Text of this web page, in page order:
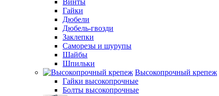
Винты
Гайки
Дюбели
Дюбель-гвозди
Заклепки
Саморезы и шурупы
Шайбы
Шпильки
Высокопрочный крепеж
Гайки высокопрочные
Болты высокопрочные